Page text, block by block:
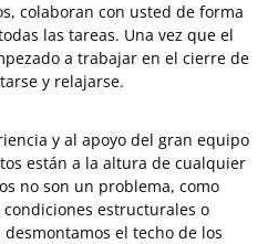
colaboran con usted de forma
las tareas. Una vez que el
a trabajar en el cierre de
y relajarse.
y al apoyo del gran equipo
están a la altura de cualquier
no son un problema, como
estructurales o
el techo de los